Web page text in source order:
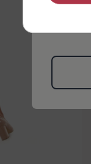
Informāciju